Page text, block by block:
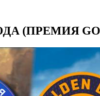
(ПРЕМИЯ